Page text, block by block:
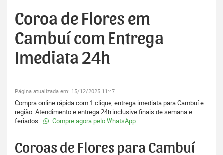
Coroa de Flores em
Cambuí com Entrega
Imediata 24h
Página atualizada em: 15/12/2025 11:47
Compra online rápida com 1 clique, entrega imediata para Cambuí e
região. Atendimento e entrega 24h inclusive finais de semana e
feriados.
Compre agora pelo WhatsApp
Coroas de Flores para Cambuí